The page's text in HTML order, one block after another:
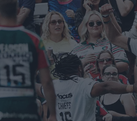
Internazionale
6 Nazioni
United Rugby Championship
Top14
Premiership
Champions Cup